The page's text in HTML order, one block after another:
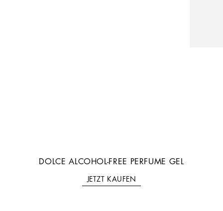
DOLCE ALCOHOL-FREE PERFUME GEL
JETZT KAUFEN